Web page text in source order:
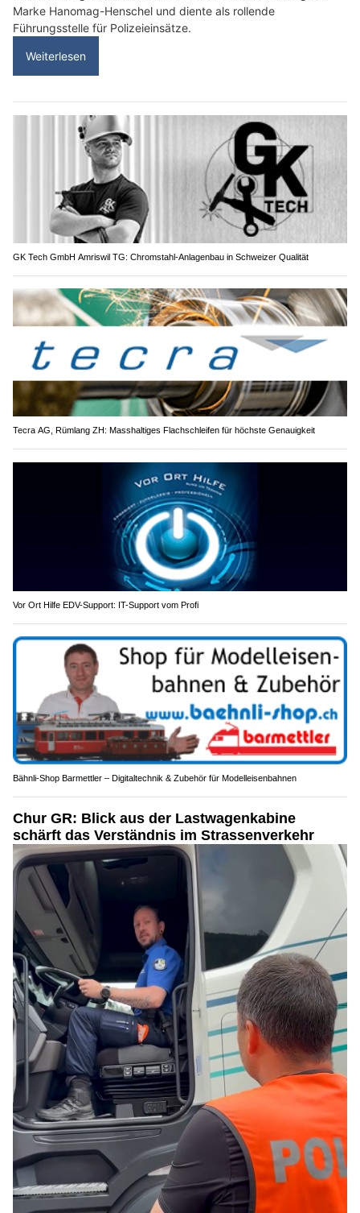
Marke Hanomag-Henschel und diente als rollende
Führungsstelle für Polizeieinsätze.
Weiterlesen
GK Tech GmbH Amriswil TG: Chromstahl-Anlagenbau in Schweizer Qualität
Tecra AG, Rümlang ZH: Masshaltiges Flachschleifen für höchste Genauigkeit
Vor Ort Hilfe EDV-Support: IT-Support vom Profi
Bähnli-Shop Barmettler – Digitaltechnik & Zubehör für Modelleisenbahnen
Chur GR: Blick aus der Lastwagenkabine
schärft das Verständnis im Strassenverkehr